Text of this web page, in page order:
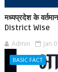
मध्यप्रदेश के
District Wise
Admin Jan
BASIC FACT